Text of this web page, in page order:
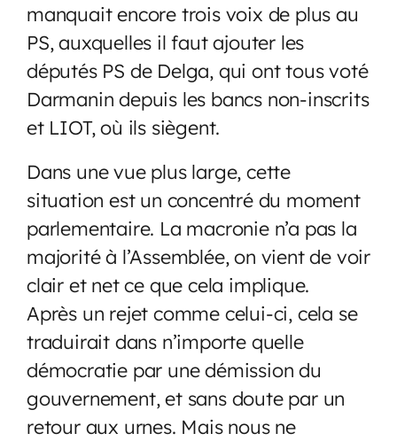
manquait encore trois voix de plus au
PS, auxquelles il faut ajouter les
députés PS de Delga, qui ont tous voté
Darmanin depuis les bancs non-inscrits
et LIOT, où ils siègent.
Dans une vue plus large, cette
situation est un concentré du moment
parlementaire. La macronie n’a pas la
majorité à l’Assemblée, on vient de voir
clair et net ce que cela implique.
Après un rejet comme celui-ci, cela se
traduirait dans n’importe quelle
démocratie par une démission du
gouvernement, et sans doute par un
retour aux urnes. Mais nous ne